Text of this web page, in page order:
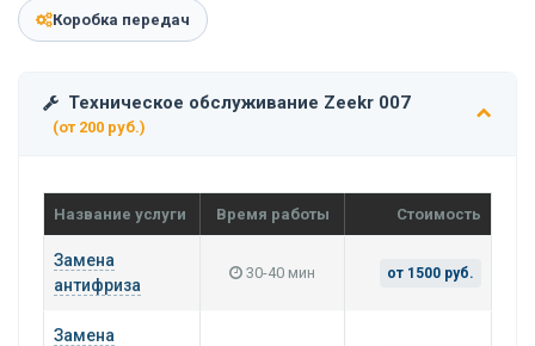
Коробка передач
Техническое обслуживание Zeekr 007
(от 200 руб.)
Название услуги Время работы Стоимость
Замена
антифриза
30-40 мин от 1500 руб.
Замена